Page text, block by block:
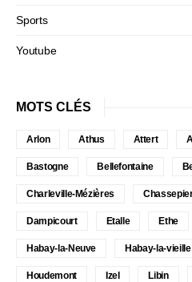
Sports
Youtube
MOTS CLÉS
Arlon Athus Attert
Bastogne Bellefontaine
Charleville-Mézières
Dampicourt Etalle Ethe
Habay-la-Neuve Habay-la-vieille
Houdemont Izel Libin